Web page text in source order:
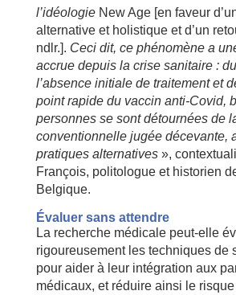
l’idéologie New Age [en faveur
alternative et holistique et d’un
ndlr.]. Ceci dit, ce phénomène a
accrue depuis la crise sanitaire :
l’absence initiale de traitement et
point rapide du vaccin anti-Covid,
personnes se sont détournées de
conventionnelle jugée décevante,
pratiques alternatives »,
François, politologue et historien
Belgique.
Évaluer sans attendre
La recherche médicale peut-elle
rigoureusement les techniques de
pour aider à leur intégration aux
médicaux, et réduire ainsi le